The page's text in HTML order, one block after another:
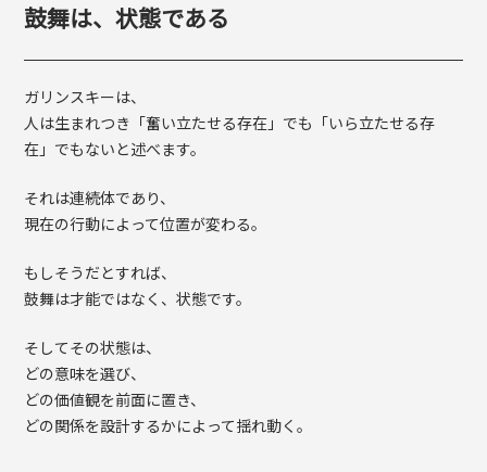
鼓舞は、状態である
ガリンスキーは、
人は生まれつき「奮い立たせる存在」でも「いら立たせる存
在」でもないと述べます。
それは連続体であり、
現在の行動によって位置が変わる。
もしそうだとすれば、
鼓舞は才能ではなく、状態です。
そしてその状態は、
どの意味を選び、
どの価値観を前面に置き、
どの関係を設計するかによって揺れ動く。